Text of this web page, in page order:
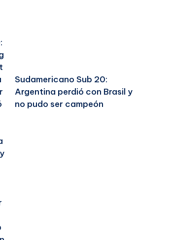
Sudamericano Sub 20:
Argentina perdió con Brasil y
no pudo ser campeón